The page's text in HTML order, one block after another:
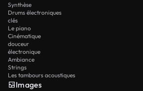
Synthèse
Drums électroniques
clés
Le piano
Cinématique
douceur
électronique
Ambiance
Strings
Les tambours acoustiques
Images